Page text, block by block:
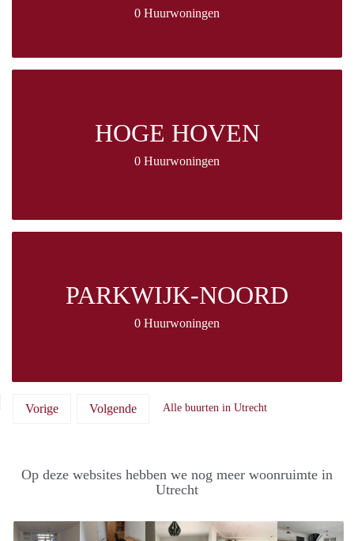
0 Huurwoningen
HOGE HOVEN
0 Huurwoningen
PARKWIJK-NOORD
0 Huurwoningen
Vorige Volgende Alle buurten in Utrecht
Op deze websites hebben we nog meer woonruimte in
Utrecht